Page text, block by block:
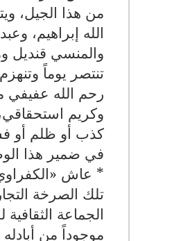
من هذا الجيل،
الله إبراهيم،
والمنسي قنديل
تنتصر يوماً
رحم الله
وكريم
كذب أو ظلم أو
في ضمير هذا
* عاش
تلك الصرخة
الجماعة
موجوداً من